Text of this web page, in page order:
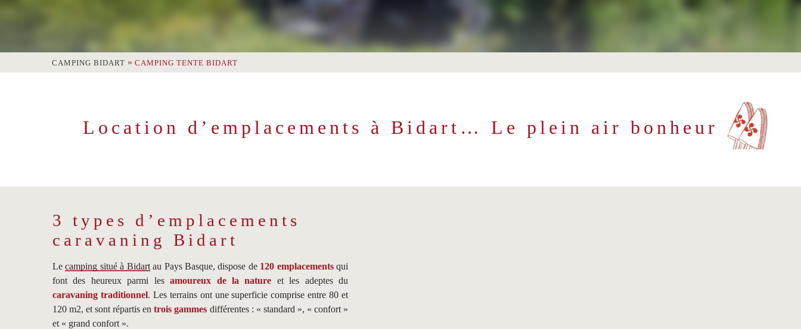
CAMPING BIDART » CAMPING TENTE BIDART
Location d’emplacements à Bidart… Le plein air bonheur
3 types d’emplacements
caravaning Bidart
Lecamping situé à Bidartau Pays Basque, dispose de 120 emplacementsqui
font des heureux parmi lesamoureux de la nature et les adeptes du
caravaning traditionnel. Les terrains ont une superficie comprise entre 80 et
120 m2, et sont répartis entrois gammes différentes : « standard », « confort »
et « grand confort ».